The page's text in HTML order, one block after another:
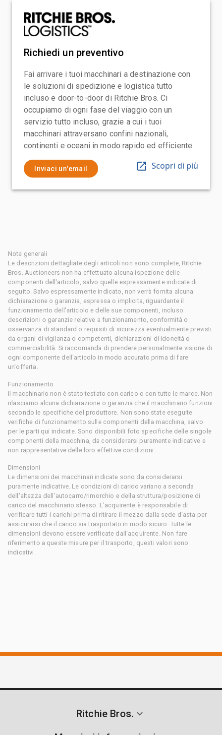
Richiedi un preventivo
Fai arrivare i tuoi macchinari a destinazione con
le soluzioni di spedizione e logistica tutto
incluso e door-to-door di Ritchie Bros. Ci
occupiamo di ogni fase del viaggio con un
servizio tutto incluso, grazie a cui i tuoi
macchinari attraversano confini nazionali,
continenti e oceani in modo rapido ed efficiente.
Inviaci un'email Scopri di più
Note generali
Le descrizioni dettagliate degli articoli non sono complete, Ritchie
Bros. Auctioneers non ha effettuato alcuna ispezione delle
componenti dell'articolo, salvo quelle espressamente indicate di
seguito. Salvo espressamente indicato, non verrà fornita alcuna
dichiarazione o garanzia, espressa o implicita, riguardante il
funzionamento dell'articolo e delle sue componenti, incluso
descrizioni o garanzie relative a funzionamento, conformità o
osservanza di standard o requisiti di sicurezza eventualmente previsti
da organi di vigilanza o competenti, dichiarazioni di idoneità o
commerciabilità. Si raccomanda di prendere personalmente visione di
ogni componente dell'articolo in modo accurato prima di fare
un'offerta.
Funzionamento
Il macchinario non è stato testato con carico o con tutte le marce. Non
rilasciamo alcuna dichiarazione o garanzia che il macchinario funzioni
secondo le specifiche del produttore. Non sono state eseguite
verifiche di funzionamento sulle componenti della macchina, salvo
per le parti qui indicate. Sono disponibili foto specifiche delle singole
componenti della macchina, da considerarsi puramente indicative e
non rappresentative delle loro effettive condizioni.
Dimensioni
Le dimensioni dei macchinari indicate sono da considerarsi
puramente indicative. Le condizioni di carico variano a seconda
dell'altezza dell'autocarro/rimorchio e della struttura/posizione di
carico del macchinario stesso. L'acquirente è responsabile di
verificare tutti i carichi prima di ritirare il mezzo dalla sede d'asta per
assicurarsi che il carico sia trasportato in modo sicuro. Tutte le
dimensioni devono essere verificate dall'acquirente. Non fare
riferimento a queste misure per il trasporto, questi valori sono
indicativi.
Ritchie Bros.